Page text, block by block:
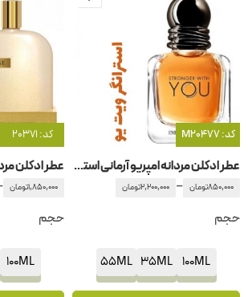
کد: M20477
عطر ادکلن مردانه امپریو آرمانی استرانگر ویت یو جیور جیو آرمانی -جورجیو آرمانی
850,000تومان –
2,200,000تومان
حجم
100ML
35ML
55ML
کد: 20371
1,850,000تومان
حجم
100ML